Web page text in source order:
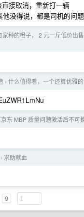
接取消，重新打一辆
没得说，都是司机的问题
家种的橙子， 2 元一斤低价出
› 什么值得看，一个还算优雅
东 MBP 质量问题激活后不可
› 求助献血
9